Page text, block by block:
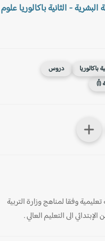
- الثانية باكالوريا علوم
دروس
وفقا لمناهج وزارة التربية
الى التعليم العالي .